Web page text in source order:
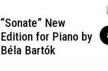
“Sonate” New
Edition for Piano by
Béla Bartók